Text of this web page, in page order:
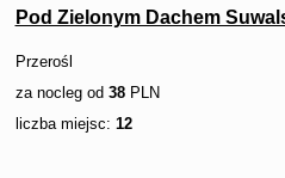
Pod Zielonym Dachem
Przerośl
za nocleg od 38PLN
liczba miejsc: 12